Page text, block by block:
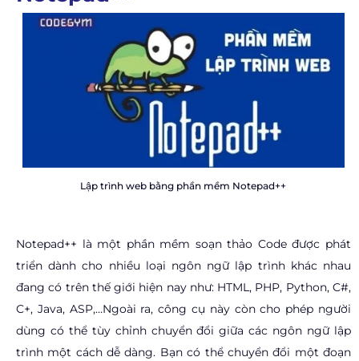
Lập trình web bằng phần mềm Notepad++
Notepad++ là một phần mềm soạn thảo Code được phát
triển dành cho nhiều loại ngôn ngữ lập trình khác nhau
đang có trên thế giới hiện nay như: HTML, PHP, Python, C#,
C+, Java, ASP,…Ngoài ra, công cụ này còn cho phép người
dùng có thể tùy chỉnh chuyển đổi giữa các ngôn ngữ lập
trình một cách dễ dàng. Bạn có thể chuyển đổi một đoạn